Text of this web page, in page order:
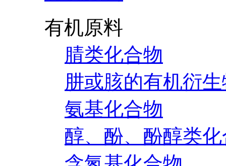
有机原料
腈类化合物
肼或胲的有机衍
氨基化合物
醇、酚、酚醇类